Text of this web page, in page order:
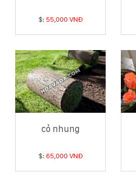
$: 55,000 VNĐ
cỏ nhung
$: 65,000 VNĐ